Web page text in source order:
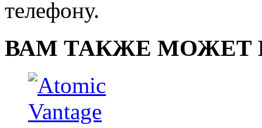
телефону.
ВАМ ТАКЖЕ МОЖЕТ